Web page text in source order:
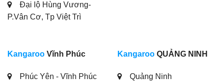
Đại lộ Hùng Vương-
P.Vân Cơ, Tp Việt Trì
Kangaroo Vĩnh Phúc
Phúc Yên - Vĩnh Phúc
Kangaroo QUẢNG NINH
Quảng Ninh